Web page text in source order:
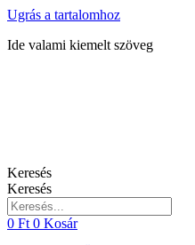
Ugrás a tartalomhoz
Ide valami kiemelt szöveg
Keresés
Keresés
0 Ft 0 Kosár